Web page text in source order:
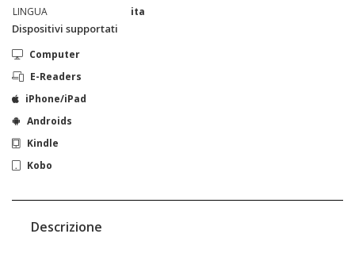
LINGUA
ita
Dispositivi supportati
Computer
E-Readers
iPhone/iPad
Androids
Kindle
Kobo
Descrizione